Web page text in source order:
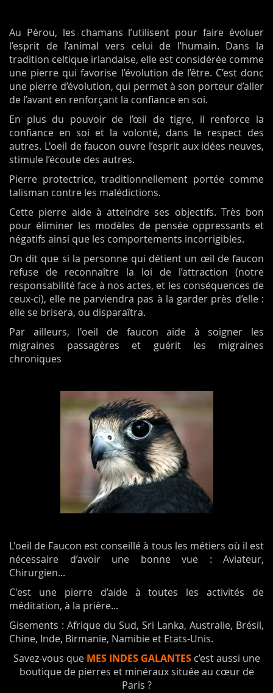
Au Pérou, les chamans l’utilisent pour faire évoluer
l’esprit de l’animal vers celui de l’humain. Dans la
tradition celtique irlandaise, elle est considérée comme
une pierre qui favorise l’évolution de l’être. C’est donc
une pierre d’évolution, qui permet à son porteur d’aller
de l’avant en renforçant la confiance en soi.
En plus du pouvoir de l’œil de tigre, il renforce la
confiance en soi et la volonté, dans le respect des
autres. L'oeil de faucon ouvre l’esprit aux idées neuves,
stimule l’écoute des autres.
Pierre protectrice, traditionnellement portée comme
talisman contre les malédictions.
Cette pierre aide à atteindre ses objectifs. Très bon
pour éliminer les modèles de pensée oppressants et
négatifs ainsi que les comportements incorrigibles.
On dit que si la personne qui détient un œil de faucon
refuse de reconnaître la loi de l’attraction (notre
responsabilité face à nos actes, et les conséquences de
ceux-ci), elle ne parviendra pas à la garder près d’elle :
elle se brisera, ou disparaîtra.
Par ailleurs, l'oeil de faucon aide à soigner les
migraines passagères et guérit les migraines
chroniques
L'oeil de Faucon est conseillé à tous les métiers où il est
nécessaire d’avoir une bonne vue : Aviateur,
Chirurgien...
C'est une pierre d’aide à toutes les activités de
méditation, à la prière...
Gisements : Afrique du Sud, Sri Lanka, Australie, Brésil,
Chine, Inde, Birmanie, Namibie et Etats-Unis.
Savez-vous que MES INDES GALANTESc’est aussi une
boutique de pierres et minéraux située au cœur de
Paris ?